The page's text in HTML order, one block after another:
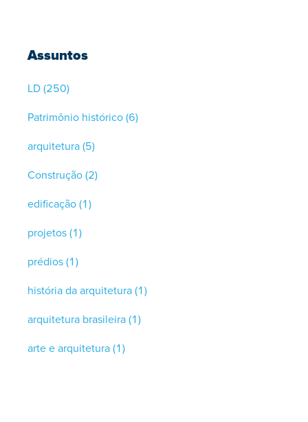
Assuntos
LD(250)
Patrimônio histórico(6)
arquitetura(5)
Construção(2)
edificação(1)
projetos(1)
prédios(1)
história da arquitetura(1)
arquitetura brasileira(1)
arte e arquitetura(1)